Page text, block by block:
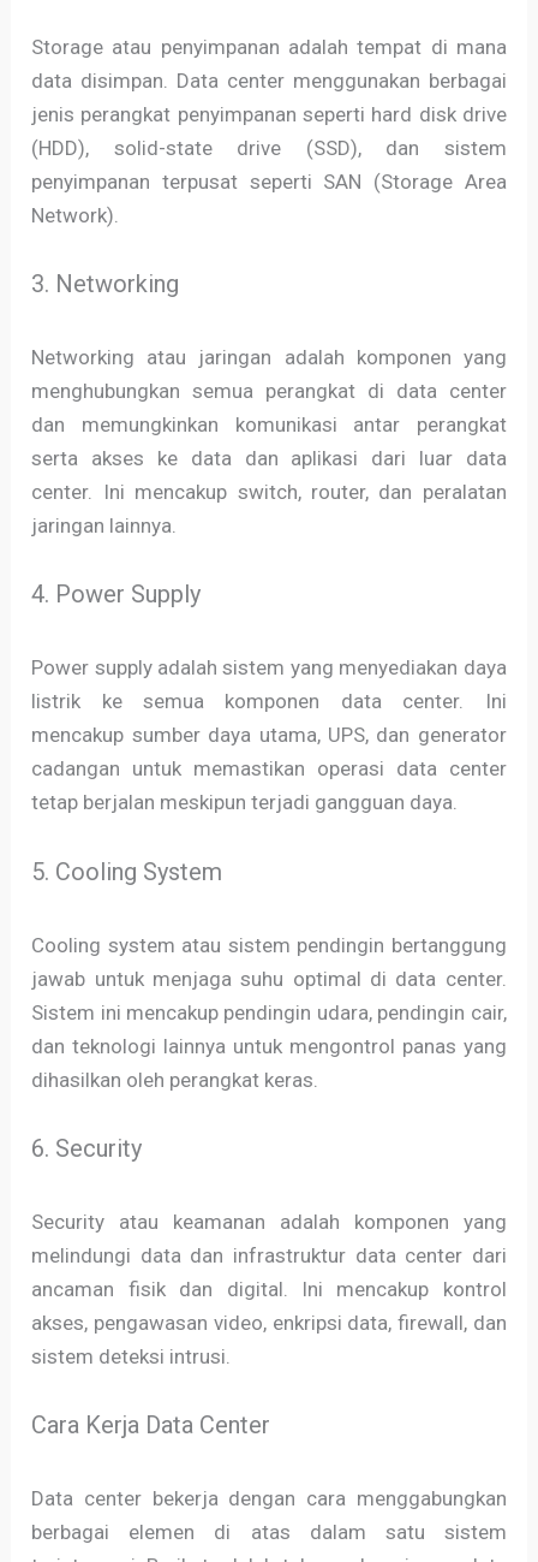
Storage atau penyimpanan adalah tempat di mana
data disimpan. Data center menggunakan berbagai
jenis perangkat penyimpanan seperti hard disk drive
(HDD), solid-state drive (SSD), dan sistem
penyimpanan terpusat seperti SAN (Storage Area
Network).
3. Networking
Networking atau jaringan adalah komponen yang
menghubungkan semua perangkat di data center
dan memungkinkan komunikasi antar perangkat
serta akses ke data dan aplikasi dari luar data
center. Ini mencakup switch, router, dan peralatan
jaringan lainnya.
4. Power Supply
Power supply adalah sistem yang menyediakan daya
listrik ke semua komponen data center. Ini
mencakup sumber daya utama, UPS, dan generator
cadangan untuk memastikan operasi data center
tetap berjalan meskipun terjadi gangguan daya.
5. Cooling System
Cooling system atau sistem pendingin bertanggung
jawab untuk menjaga suhu optimal di data center.
Sistem ini mencakup pendingin udara, pendingin cair,
dan teknologi lainnya untuk mengontrol panas yang
dihasilkan oleh perangkat keras.
6. Security
Security atau keamanan adalah komponen yang
melindungi data dan infrastruktur data center dari
ancaman fisik dan digital. Ini mencakup kontrol
akses, pengawasan video, enkripsi data, firewall, dan
sistem deteksi intrusi.
Cara Kerja Data Center
Data center bekerja dengan cara menggabungkan
berbagai elemen di atas dalam satu sistem